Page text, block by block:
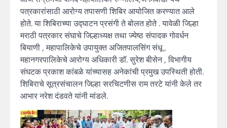
पत्रकारांसाठी आरोग्य तपासणी शिबिर आयोजित करण्यात आले
होते. या शिबिराच्या उद्घाटन प्रसंगी ते बोलत होते . यावेळी जिल्हा
मराठी पत्रकार संघाचे जिल्हाध्यक्ष तथा ज्येष्ठ संपादक गोवर्धन
बियाणी , महापालिकेचे उपायुक्त अजितपालसिंग संधू ,
महानगरपालिकेचे आरोग्य अधिकारी डॉ. सुरेश बीसेन , विभागीय
संघटक प्रकाश कांबळे यांच्यासह अनेकांची प्रमुख उपस्थिती होती.
शिबिराचे सूत्रसंचालन जिल्हा सरचिटणीस राम तरटे यांनी केले तर
आभार नरेश दंडवते यांनी मांडले.